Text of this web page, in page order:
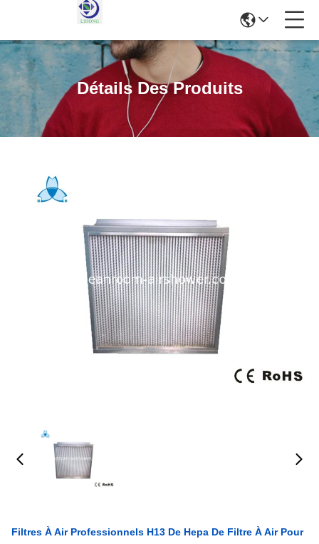
Détails Des Produits
Filtres À Air Professionnels H13 De Hepa De Filtre À Air Pour